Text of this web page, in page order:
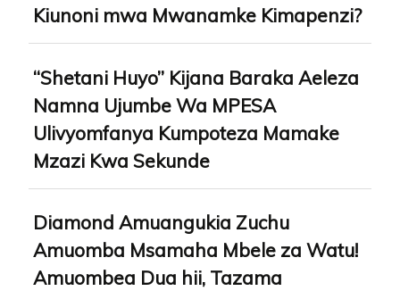
Kiunoni mwa Mwanamke Kimapenzi?
“Shetani Huyo” Kijana Baraka Aeleza
Namna Ujumbe Wa MPESA
Ulivyomfanya Kumpoteza Mamake
Mzazi Kwa Sekunde
Diamond Amuangukia Zuchu
Amuomba Msamaha Mbele za Watu!
Amuombea Dua hii, Tazama